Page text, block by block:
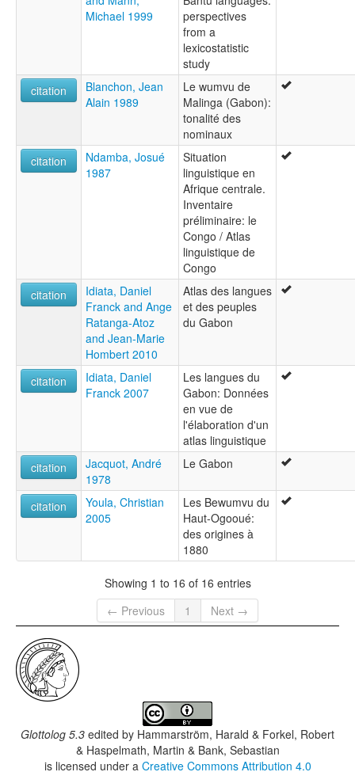
Michael 1999
perspectives
from a
lexicostatistic
study
citation
Blanchon, Jean
Alain 1989
Le wumvu de
Malinga (Gabon):
tonalité des
nominaux
citation
Ndamba, Josué
1987
Situation
linguistique en
Afrique centrale.
Inventaire
préliminaire: le
Congo / Atlas
linguistique de
Congo
citation
Idiata, Daniel
Franck and Ange
Ratanga-Atoz
and Jean-Marie
Hombert 2010
Atlas des langues
et des peuples
du Gabon
citation
Idiata, Daniel
Franck 2007
Les langues du
Gabon: Données
en vue de
l'élaboration d'un
atlas linguistique
citation
Jacquot, André
1978
Le Gabon
citation
Youla, Christian
2005
Les Bewumvu du
Haut-Ogooué:
des origines à
1880
Showing 1 to 16 of 16 entries
← Previous
1 Next →
Glottolog 5.3 edited by Hammarström, Harald & Forkel, Robert
& Haspelmath, Martin & Bank, Sebastian
is licensed under a Creative Commons Attribution 4.0